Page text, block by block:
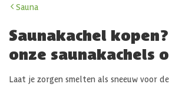
Sauna
Saunakachel
onze saunakachels
Laat je zorgen smelten als sneeuw voor